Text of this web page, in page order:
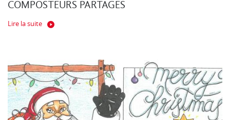
COMPOSTEURS PARTAGES
Lire la suite